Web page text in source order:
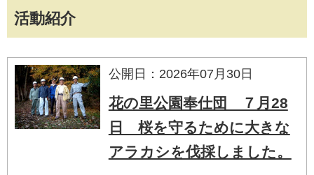
活動紹介
公開日：2026年07月30日
花の里公園奉仕団 ７月28
日 桜を守るために大きな
アラカシを伐採しました。